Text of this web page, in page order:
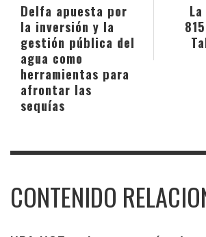
Delfa apuesta por
la inversión y la
gestión pública del
agua como
herramientas para
afrontar las
sequías
CONTENIDO